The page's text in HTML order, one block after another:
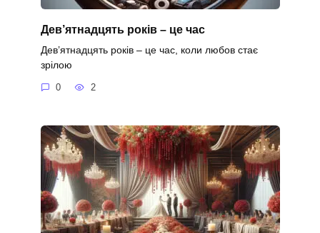
Дев’ятнадцять років – це час
Дев’ятнадцять років – це час, коли любов стає
зрілою
0 2